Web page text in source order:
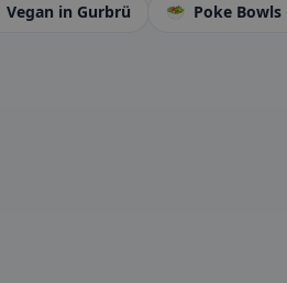
Vegan in Gurbrü 🥗 Poke Bowls